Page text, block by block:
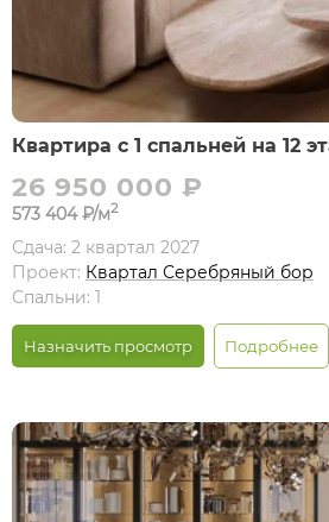
Квартира с 1 спальней на 12
26 950 000 ₽
573 404 ₽/м2
Сдача: 2 квартал 2027
Проект: Квартал Серебряный бор
Спальни: 1
Назначить просмотр Подробнее